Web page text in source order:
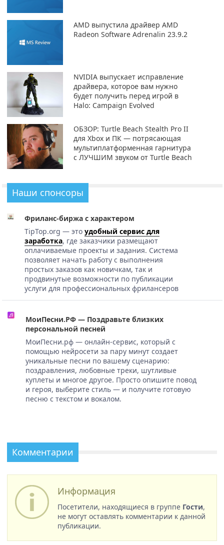
AMD выпустила драйвер AMD
Radeon Software Adrenalin 23.9.2
NVIDIA выпускает исправление
драйвера, которое вам нужно
будет получить перед игрой в
Halo: Campaign Evolved
ОБЗОР: Turtle Beach Stealth Pro II
для Xbox и ПК — потрясающая
мультиплатформенная гарнитура
с ЛУЧШИМ звуком от Turtle Beach
Наши спонсоры
Фриланс-биржа с характером
TipTop.org — это удобный сервис для
заработка, где заказчики размещают
оплачиваемые проекты и задания. Система
позволяет начать работу с выполнения
простых заказов как новичкам, так и
продвинутые возможности по публикации
услуги для профессиональных фрилансеров
МоиПесни.РФ — Поздравьте близких
персональной песней
МоиПесни.рф — онлайн-сервис, который с
помощью нейросети за пару минут создает
уникальные песни по вашему сценарию:
поздравления, любовные треки, шутливые
куплеты и многое другое. Просто опишите повод
и героя, выберите стиль — и получите готовую
песню с текстом и вокалом.
Комментарии
Информация
Посетители, находящиеся в группе Гости,
не могут оставлять комментарии к данной
публикации.